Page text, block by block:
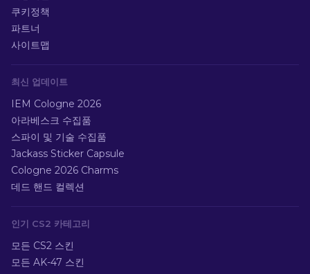
쿠키정책
파트너
사이트맵
최신 업데이트
IEM Cologne 2026
아라베스크 수집품
스파이 및 기술 수집품
Jackass Sticker Capsule
Cologne 2026 Charms
데드 핸드 컬렉션
인기 CS2 카테고리
모든 CS2 스킨
모든 AK-47 스킨